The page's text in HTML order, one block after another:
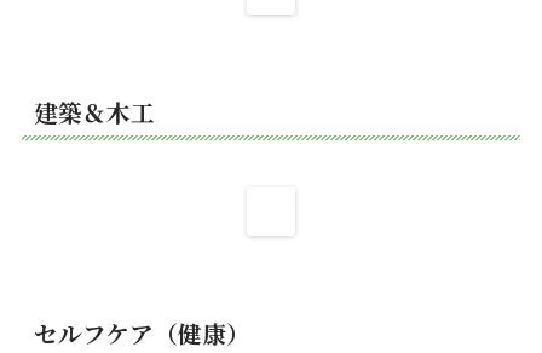
建築＆木工
セルフケア（健康）